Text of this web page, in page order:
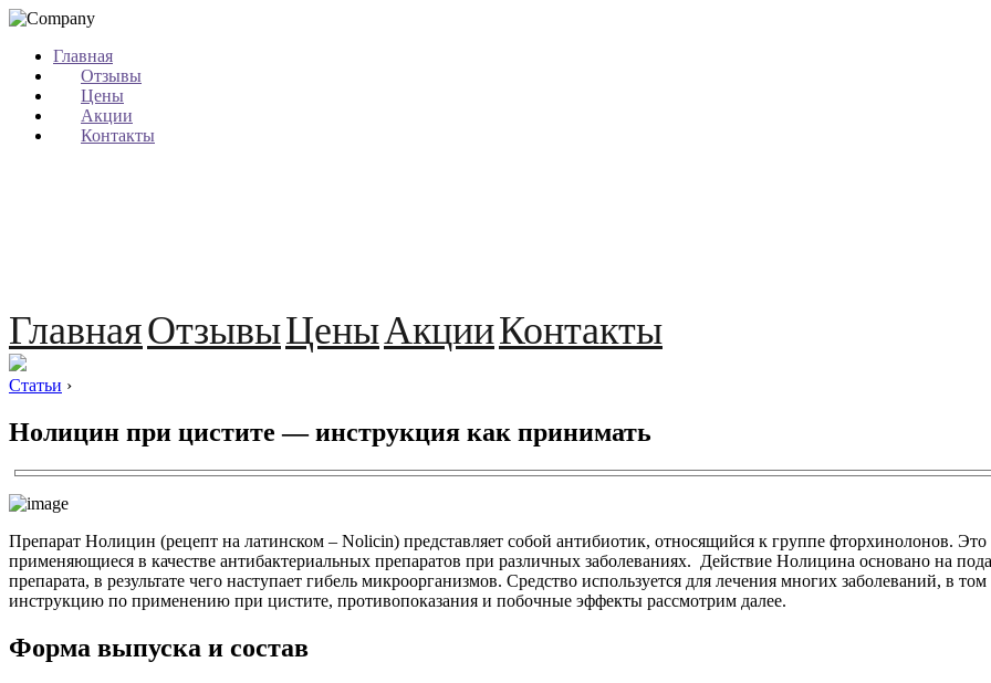
Главная
Отзывы
Цены
Акции
Контакты
ГлавнаяОтзывыЦеныАкцииКонтакты
Статьи ›
Нолицин при цистите — инструкция как принимать
Препарат Нолицин (рецепт на латинском – Nolicin) представляет собой антибиотик, относящийся к группе фторхинолонов.
применяющиеся в качестве антибактериальных препаратов при различных заболеваниях. Действие Нолицина основано на
препарата, в результате чего наступает гибель микроорганизмов. Средство используется для лечения многих заболеваний, в
инструкцию по применению при цистите, противопоказания и побочные эффекты рассмотрим далее.
Форма выпуска и состав